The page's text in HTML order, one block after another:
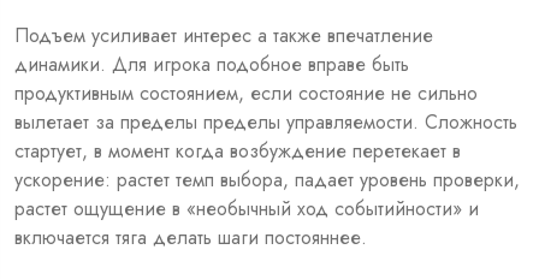
Подъем усиливает интерес а также впечатление
динамики. Для игрока подобное вправе быть
продуктивным состоянием, если состояние не сильно
вылетает за пределы пределы управляемости. Сложность
стартует, в момент когда возбуждение перетекает в
ускорение: растет темп выбора, падает уровень проверки,
растет ощущение в «необычный ход событийности» и
включается тяга делать шаги постояннее.